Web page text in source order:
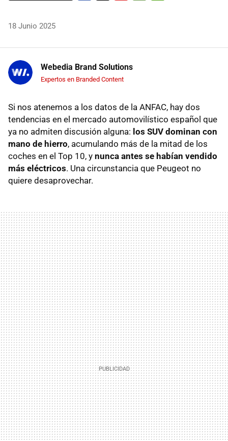
18 Junio 2025
Webedia Brand Solutions
Expertos en Branded Content
Si nos atenemos a los datos de la ANFAC, hay dos
tendencias en el mercado automovilístico español que
ya no admiten discusión alguna: los SUV dominan con
mano de hierro, acumulando más de la mitad de los
coches en el Top 10, y nunca antes se habían vendido
más eléctricos. Una circunstancia que Peugeot no
quiere desaprovechar.